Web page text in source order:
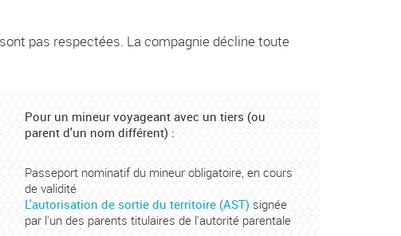
pas respectées. La compagnie décline toute
Pour un mineur voyageant avec un tiers (ou
parent d'un nom différent) :
Passeport nominatif du mineur obligatoire, en cours
de validité
L'autorisation de sortie du territoire (AST) signée
par l'un des parents titulaires de l'autorité parentale